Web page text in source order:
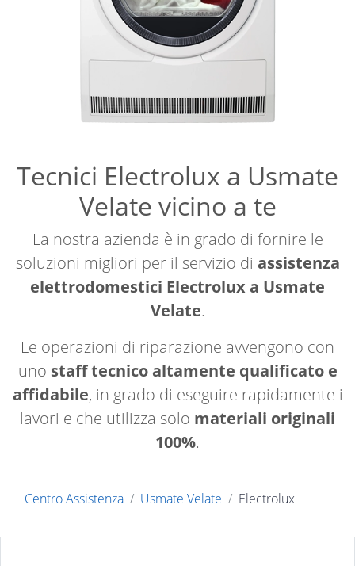
Tecnici Electrolux a Usmate
Velate vicino a te
La nostra azienda è in grado di fornire le
soluzioni migliori per il servizio di assistenza
elettrodomestici Electrolux a Usmate
Velate.
Le operazioni di riparazione avvengono con
uno staff tecnico altamente qualificato e
affidabile, in grado di eseguire rapidamente i
lavori e che utilizza solo materiali originali
100%.
Centro Assistenza Usmate Velate Electrolux